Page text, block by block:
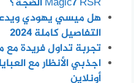
هل ميسي يهودي
التفاصيل كاملة 2024
تجربة تداول فريدة
اجذبي الأنظار مع
أونلاين